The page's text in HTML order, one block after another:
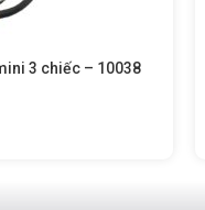
mũi dài mini – 10031